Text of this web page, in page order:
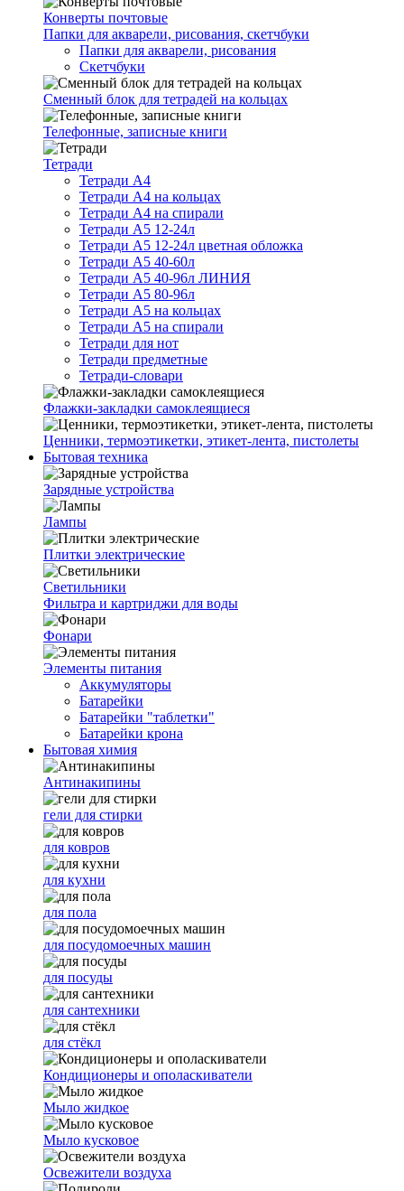
Конверты почтовые
Папки для акварели, рисования, скетчбуки
Папки для акварели, рисования
Скетчбуки
Сменный блок для тетрадей на кольцах
Телефонные, записные книги
Тетради
Тетради А4
Тетради А4 на кольцах
Тетради А4 на спирали
Тетради А5 12-24л
Тетради А5 12-24л цветная обложка
Тетради А5 40-60л
Тетради А5 40-96л ЛИНИЯ
Тетради А5 80-96л
Тетради А5 на кольцах
Тетради А5 на спирали
Тетради для нот
Тетради предметные
Тетради-словари
Флажки-закладки самоклеящиеся
Ценники, термоэтикетки, этикет-лента, пистолеты
Бытовая техника
Зарядные устройства
Лампы
Плитки электрические
Светильники
Фильтра и картриджи для воды
Фонари
Элементы питания
Аккумуляторы
Батарейки
Батарейки "таблетки"
Батарейки крона
Бытовая химия
Антинакипины
гели для стирки
для ковров
для кухни
для пола
для посудомоечных машин
для посуды
для сантехники
для стёкл
Кондиционеры и ополаскиватели
Мыло жидкое
Мыло кусковое
Освежители воздуха